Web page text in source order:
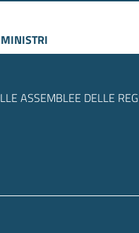
ASSEMBLEE DELLE